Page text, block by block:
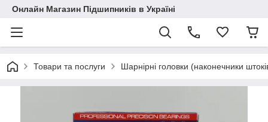
Онлайн Магазин Підшипників в Україні
Товари та послуги Шарнірні головки (наконечники